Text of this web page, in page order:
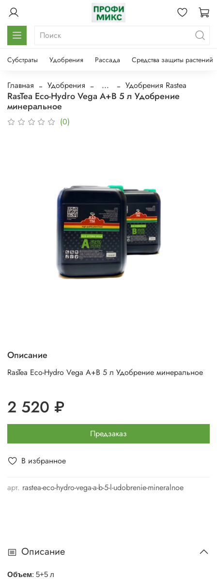
Субстраты Удобрения Рассада Средства защиты растений
Главная Удобрения ... Удобрения Rastea
RasTea Eco-Hydro Vega A+B 5 л Удобрение
минеральное
(0)
В избранное
арт. rastea-eco-hydro-vega-a-b-5-l-udobrenie-mineralnoe
Описание
RasTea Eco-Hydro Vega A+B 5 л Удобрение минеральное
2 520 ₽
Предзаказ
Описание
Объем: 5+5 л